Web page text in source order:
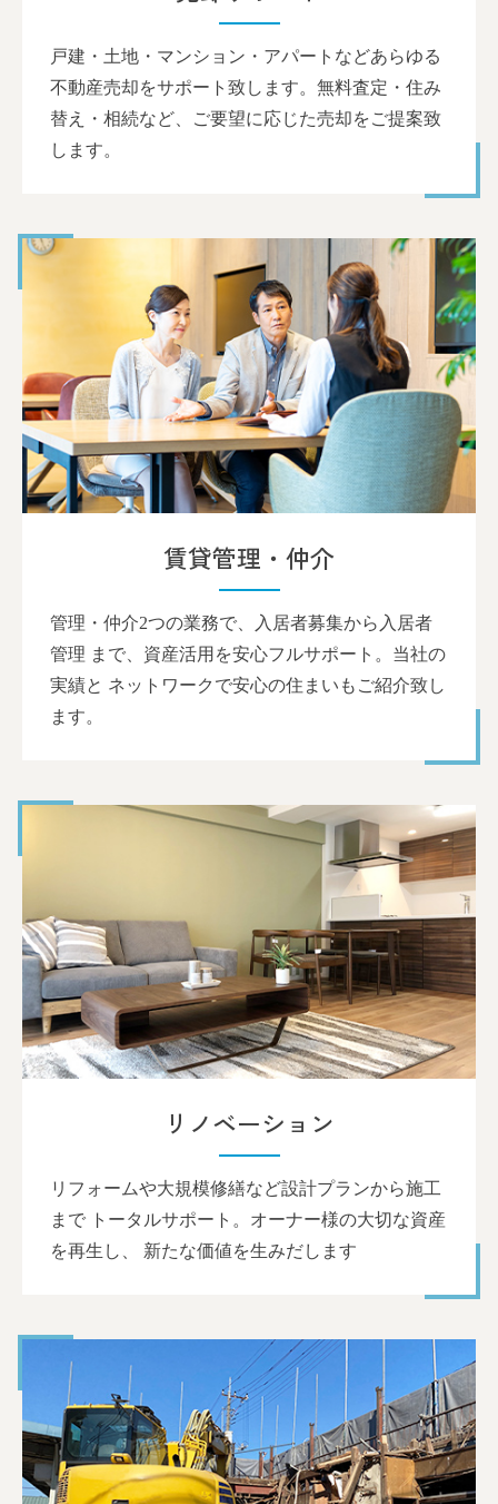
戸建・土地・マンション・アパートなどあらゆる
不動産売却をサポート致します。無料査定・住み
替え・相続など、ご要望に応じた売却をご提案致
します。
賃貸管理・仲介
管理・仲介2つの業務で、入居者募集から入居者
管理 まで、資産活用を安心フルサポート。当社の
実績と ネットワークで安心の住まいもご紹介致し
ます。
リノベーション
リフォームや大規模修繕など設計プランから施工
まで トータルサポート。オーナー様の大切な資産
を再生し、 新たな価値を生みだします